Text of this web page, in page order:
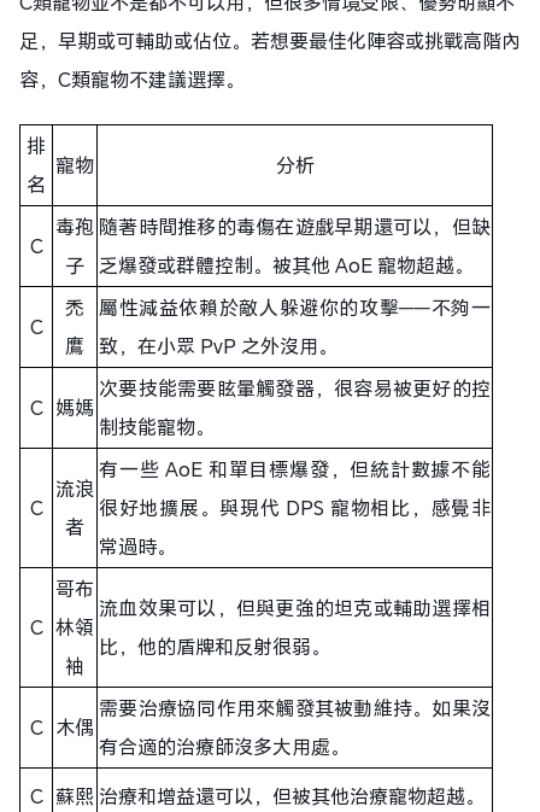
足，早期或可輔助或佔位。若想要最佳化陣容或挑戰高階內
容，C類寵物不建議選擇。
排
名
寵物 分析
C
毒孢
子
隨著時間推移的毒傷在遊戲早期還可以，但缺
乏爆發或群體控制。被其他 AoE 寵物超越。
C
禿
鷹
屬性減益依賴於敵人躲避你的攻擊——不夠一
致，在小眾 PvP 之外沒用。
C 媽媽
次要技能需要眩暈觸發器，很容易被更好的控
制技能寵物。
C
流浪
者
有一些 AoE 和單目標爆發，但統計數據不能
很好地擴展。與現代 DPS 寵物相比，感覺非
常過時。
C
哥布
林領
袖
流血效果可以，但與更強的坦克或輔助選擇相
比，他的盾牌和反射很弱。
C 木偶
需要治療協同作用來觸發其被動維持。如果沒
有合適的治療師沒多大用處。
C 蘇熙 治療和增益還可以，但被其他治療寵物超越。